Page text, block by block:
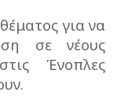
για να
σε νέους
Ένοπλες